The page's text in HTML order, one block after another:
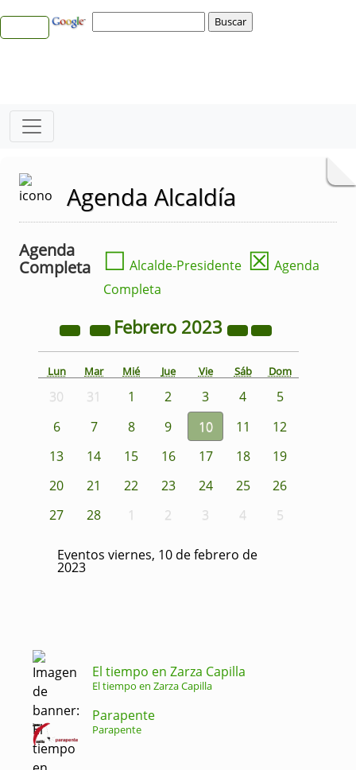
Agenda Alcaldía
Agenda
Completa
☐ Alcalde-Presidente ☒ Agenda
Completa
Febrero 2023
Lun Mar Mié Jue Vie Sáb Dom
30 31 1 2 3 4
5
6
7 8 9 10 11
12
13
14 15 16 17 18
19
20
21 22 23 24 25
26
27
28 1 2 3 4 5
Eventos viernes, 10 de febrero de
2023
El tiempo en Zarza Capilla
El tiempo en Zarza Capilla
Parapente
Parapente